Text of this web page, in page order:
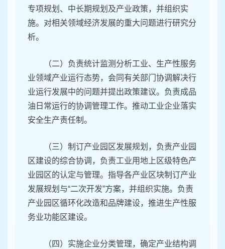
专项规划、中长期规划及产业政策，并组织实
施。对相关领域经济发展的重大问题进行研究分
析。
（二）负责统计监测分析工业、生产性服务
业领域产业运行态势，会同有关部门协调解决行
业运行发展中的问题并提出政策建议。负责成品
油日常运行的协调管理工作。推动工业企业落实
安全生产责任制。
（三）制订产业园区发展规划，负责产业园
区建设的综合协调，负责工业用地上区级特色产
业园区的认定与管理。指导各产业区块制订产业
发展规划与“二次开发”方案，并组织实施。负责
产业园区循环化改造和品牌建设，推进生产性服
务业功能区建设。
（四）实施企业分类管理，确定产业结构调